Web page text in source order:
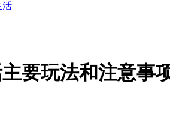
活
要玩法和注意事